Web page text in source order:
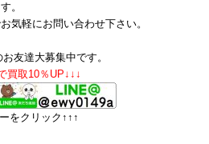
。
気軽にお問い合わせ下さい。
友達大募集中です。
買取10％UP↓↓↓
をクリック↑↑↑